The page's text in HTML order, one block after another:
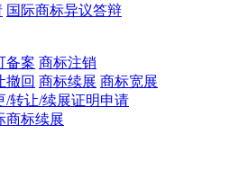
国际商标异议答辩
备案 商标注销
撤回 商标续展 商标宽展
/转让/续展证明申请
商标续展